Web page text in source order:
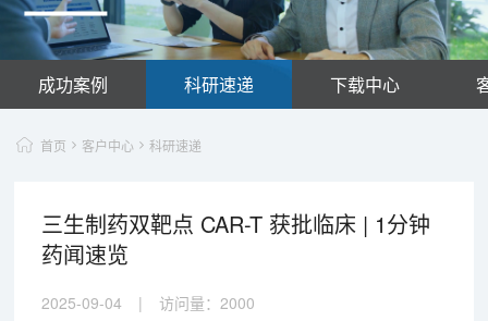
成功案例 科研速递 下载中心
首页 客户中心 科研速递
三生制药双靶点 CAR-T 获批临床 | 1分钟
药闻速览
2025-09-04 | 访问量： 2000